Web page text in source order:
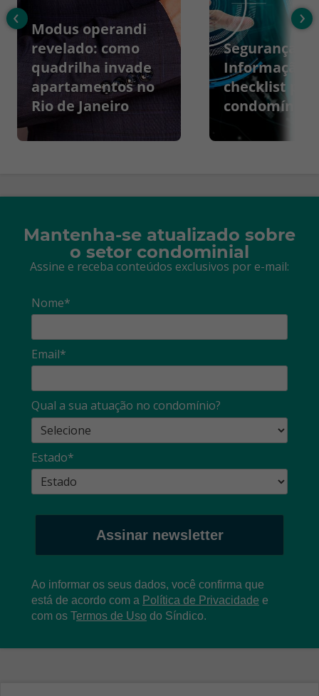
Modus operandi
revelado: como
quadrilha invade
apartamentos no
Rio de Janeiro
Segurança da
Informação:
checklist
condomínios
‹ ›
Mantenha-se atualizado sobre
o setor condominial
Assine e receba conteúdos exclusivos por e-mail:
Nome*
Email*
Qual a sua atuação no condomínio?
Estado*
Assinar newsletter
Ao informar os seus dados, você confirma que
está de acordo com a Política de Privacidade e
com os Termos de Uso do Síndico.